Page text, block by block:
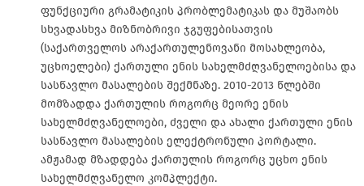
ფუნქციური გრამატიკის პრობლემატიკას და მუშაობს
სხვადასხვა მიზნობრივი ჯგუფებისათვის
(საქართველოს არაქართულენოვანი მოსახლეობა,
უცხოელები) ქართული ენის სახელმძღვანელოებისა და
სასწავლო მასალების შექმნაზე. 2010-2013 წლებში
მომზადდა ქართულის როგორც მეორე ენის
სახელმძღვანელოები, ძველი და ახალი ქართული ენის
სასწავლო მასალების ელექტრონული პორტალი.
ამჟამად მზადდება ქართულის როგორც უცხო ენის
სახელმძღვანელო კომპლექტი.